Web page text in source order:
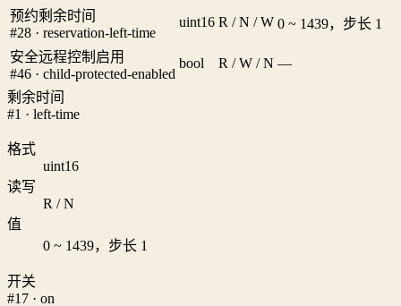
预约剩余时间
#28 · reservation-left-time
uint16 R / N / W 0 ~ 1439，步长 1
安全远程控制启用
#46 · child-protected-enabled
bool R / W / N —
剩余时间
#1 · left-time
格式
uint16
读写
R / N
值
0 ~ 1439，步长 1
开关
#17 · on